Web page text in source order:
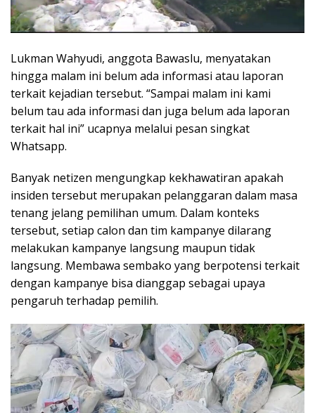
Lukman Wahyudi, anggota Bawaslu, menyatakan
hingga malam ini belum ada informasi atau laporan
terkait kejadian tersebut. “Sampai malam ini kami
belum tau ada informasi dan juga belum ada laporan
terkait hal ini” ucapnya melalui pesan singkat
Whatsapp.
Banyak netizen mengungkap kekhawatiran apakah
insiden tersebut merupakan pelanggaran dalam masa
tenang jelang pemilihan umum. Dalam konteks
tersebut, setiap calon dan tim kampanye dilarang
melakukan kampanye langsung maupun tidak
langsung. Membawa sembako yang berpotensi terkait
dengan kampanye bisa dianggap sebagai upaya
pengaruh terhadap pemilih.